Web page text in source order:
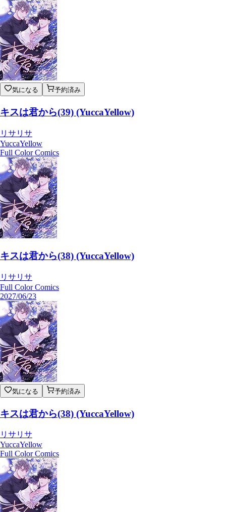
気になる 予約済み
キスは君から(39) (YuccaYellow)
リサリサ
YuccaYellow
Full Color Comics
キスは君から(38) (YuccaYellow)
リサリサ
Full Color Comics
2027/06/23
気になる 予約済み
キスは君から(38) (YuccaYellow)
リサリサ
YuccaYellow
Full Color Comics